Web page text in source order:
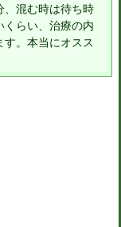
、混む時は待ち時
くらい、治療の内
。本当にオスス